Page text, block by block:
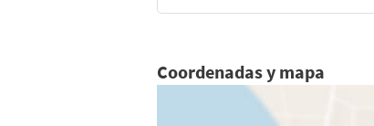
Coordenadas y mapa